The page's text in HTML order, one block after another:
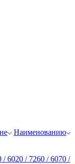
Наименованию
6020 / 7260 / 6070 /